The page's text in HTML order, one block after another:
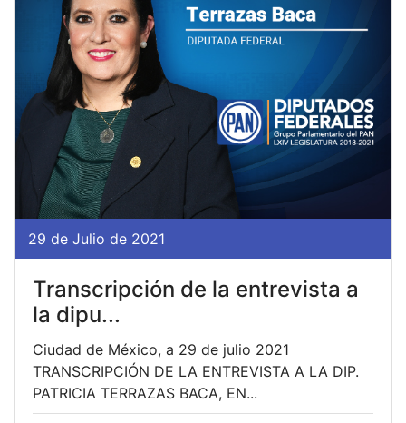
29 de Julio de 2021
Transcripción de la entrevista a
la dipu...
Ciudad de México, a 29 de julio 2021
TRANSCRIPCIÓN DE LA ENTREVISTA A LA DIP.
PATRICIA TERRAZAS BACA, EN...